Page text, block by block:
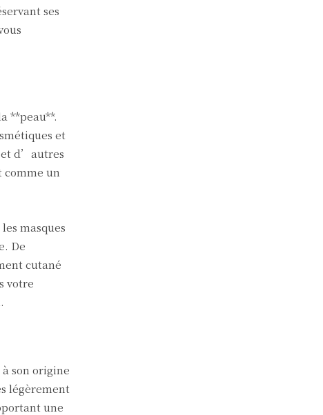
ses
**peau**.
et
d’autres
un
masques
De
cutané
votre
son origine
légèrement
une